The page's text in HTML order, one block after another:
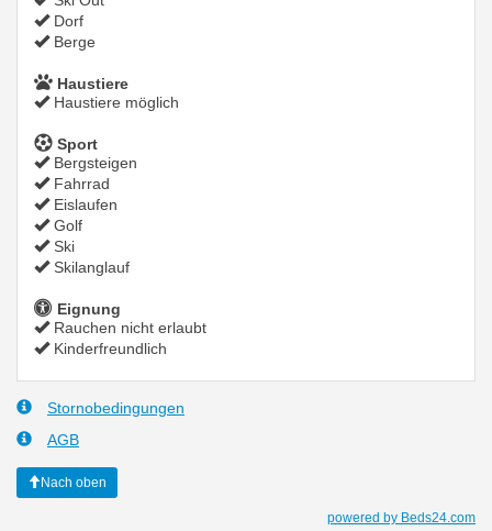
Dorf
Berge
Haustiere
Haustiere möglich
Sport
Bergsteigen
Fahrrad
Eislaufen
Golf
Ski
Skilanglauf
Eignung
Rauchen nicht erlaubt
Kinderfreundlich
Stornobedingungen
AGB
Nach oben
powered by Beds24.com